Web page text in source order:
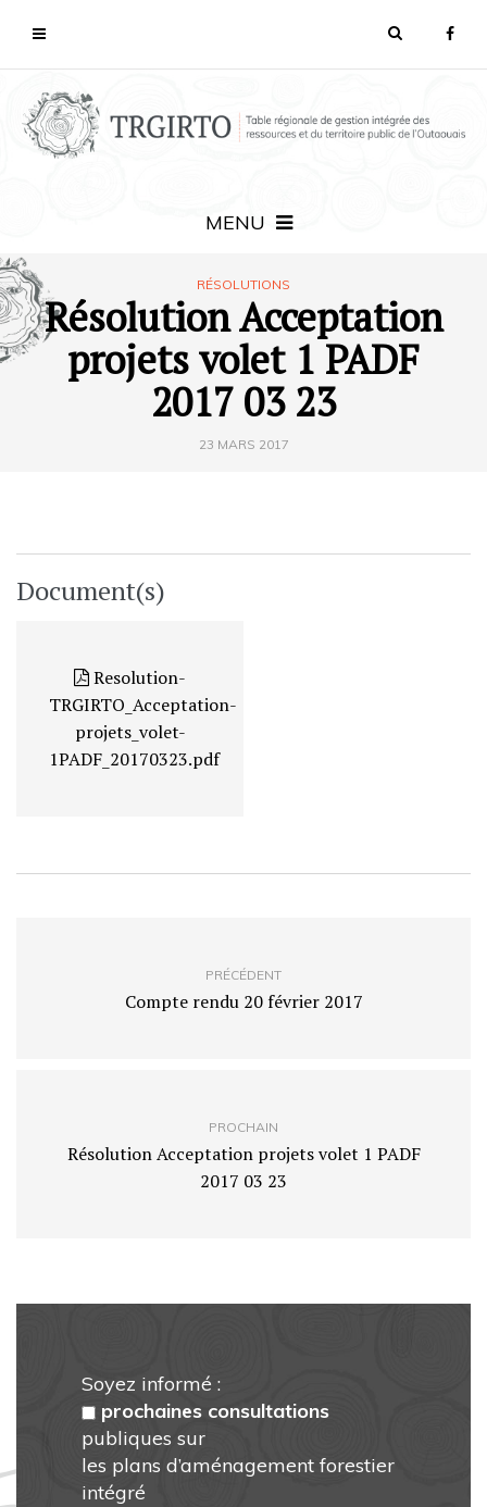
MENU
RÉSOLUTIONS
Résolution Acceptation
projets volet 1 PADF
2017 03 23
23 MARS 2017
Document(s)
Resolution-
TRGIRTO_Acceptation-
projets_volet-
1PADF_20170323.pdf
PRÉCÉDENT
Compte rendu 20 février 2017
PROCHAIN
Résolution Acceptation projets volet 1 PADF
2017 03 23
Soyez informé :
prochaines consultations
publiques sur
les plans d’aménagement forestier
intégré